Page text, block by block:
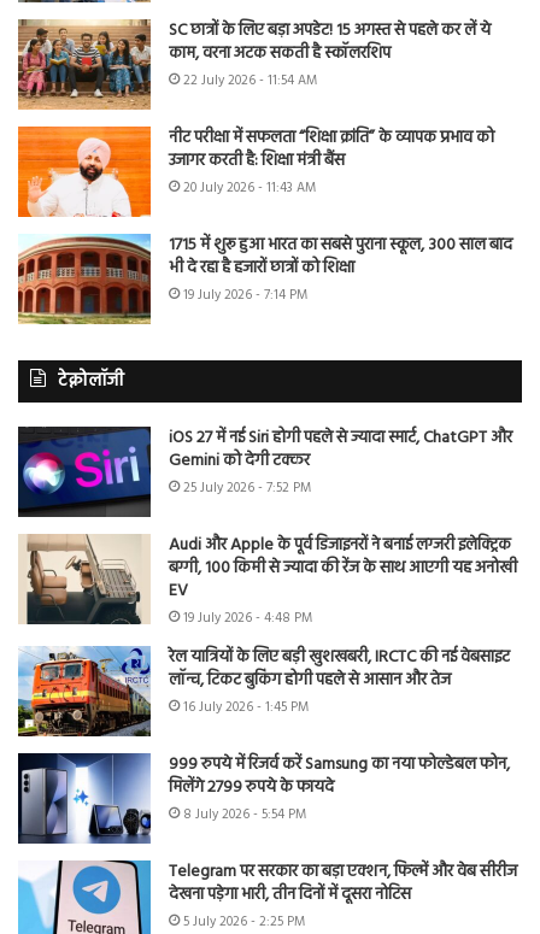
SC छात्रों के लिए बड़ा अपडेट! 15 अगस्त से पहले कर लें ये
काम, वरना अटक सकती है स्कॉलरशिप
22 July 2026 - 11:54 AM
नीट परीक्षा में सफलता “शिक्षा क्रांति” के व्यापक प्रभाव को
उजागर करती है: शिक्षा मंत्री बैंस
20 July 2026 - 11:43 AM
1715 में शुरू हुआ भारत का सबसे पुराना स्कूल, 300 साल बाद
भी दे रहा है हजारों छात्रों को शिक्षा
19 July 2026 - 7:14 PM
टेक्नोलॉजी
iOS 27 में नई Siri होगी पहले से ज्यादा स्मार्ट, ChatGPT और
Gemini को देगी टक्कर
25 July 2026 - 7:52 PM
Audi और Apple के पूर्व डिजाइनरों ने बनाई लग्जरी इलेक्ट्रिक
बग्गी, 100 किमी से ज्यादा की रेंज के साथ आएगी यह अनोखी
EV
19 July 2026 - 4:48 PM
रेल यात्रियों के लिए बड़ी खुशखबरी, IRCTC की नई वेबसाइट
लॉन्च, टिकट बुकिंग होगी पहले से आसान और तेज
16 July 2026 - 1:45 PM
999 रुपये में रिजर्व करें Samsung का नया फोल्डेबल फोन,
मिलेंगे 2799 रुपये के फायदे
8 July 2026 - 5:54 PM
Telegram पर सरकार का बड़ा एक्शन, फिल्में और वेब सीरीज
देखना पड़ेगा भारी, तीन दिनों में दूसरा नोटिस
5 July 2026 - 2:25 PM